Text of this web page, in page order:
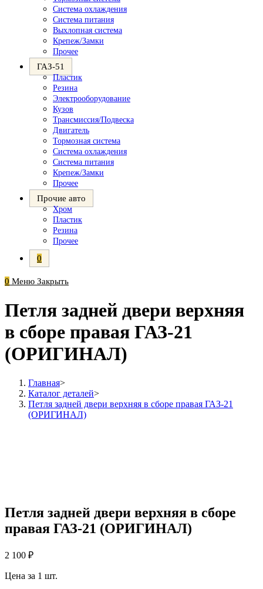
Система охлаждения
Система питания
Выхлопная система
Крепеж/Замки
Прочее
ГАЗ-51
Пластик
Резина
Электрооборудование
Кузов
Трансмиссия/Подвеска
Двигатель
Тормозная система
Система охлаждения
Система питания
Крепеж/Замки
Прочее
Прочие авто
Хром
Пластик
Резина
Прочее
0
0 Меню Закрыть
Петля задней двери верхняя
в сборе правая ГАЗ-21
(ОРИГИНАЛ)
Главная>
Каталог деталей>
Петля задней двери верхняя в сборе правая ГАЗ-21
(ОРИГИНАЛ)
Петля задней двери верхняя в сборе
правая ГАЗ-21 (ОРИГИНАЛ)
2 100 ₽
Цена за 1 шт.